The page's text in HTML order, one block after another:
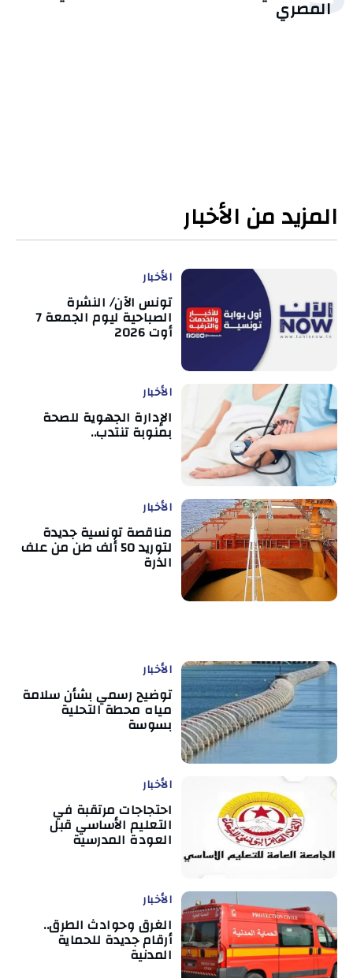
المصري
المزيد من الأخبار
الأخبار
تونس الآن/ النشرة
الصباحية ليوم الجمعة 7
أوت 2026
الأخبار
الإدارة الجهوية للصحة
بمنوبة تنتدب..
الأخبار
مناقصة تونسية جديدة
لتوريد 50 ألف طن من علف
الذرة
الأخبار
توضيح رسمي بشأن سلامة
مياه محطة التحلية
بسوسة
الأخبار
احتجاجات مرتقبة في
التعليم الأساسي قبل
العودة المدرسية
الأخبار
الغرق وحوادث الطرق..
أرقام جديدة للحماية
المدنية